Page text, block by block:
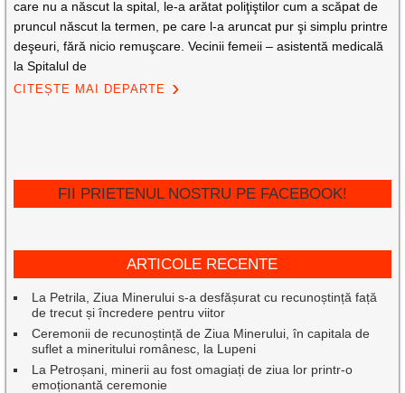
care nu a născut la spital, le-a arătat poliţiştilor cum a scăpat de
pruncul născut la termen, pe care l-a aruncat pur şi simplu printre
deşeuri, fără nicio remuşcare. Vecinii femeii – asistentă medicală
la Spitalul de
CITEȘTE MAI DEPARTE
FII PRIETENUL NOSTRU PE FACEBOOK!
ARTICOLE RECENTE
La Petrila, Ziua Minerului s-a desfășurat cu recunoștință față
de trecut și încredere pentru viitor
Ceremonii de recunoștință de Ziua Minerului, în capitala de
suflet a mineritului românesc, la Lupeni
La Petroșani, minerii au fost omagiați de ziua lor printr-o
emoționantă ceremonie